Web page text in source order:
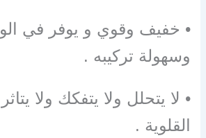
• خفيف وقوي و يوفر في
وسهولة تركيبه .
• لا يتحلل ولا يتفكك ولا
القلوية .